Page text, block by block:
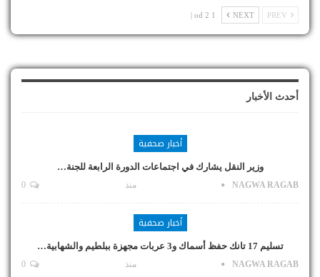
NEXT
1 od 2 |
أحدث الأخبار
أخبار صحفية
وزير النقل يشارك في اجتماعات الدورة الرابعة للجنة…
NAGWA RAGAB منذ
أخبار صحفية
تسليم 17 تانك حفظ أسماك و3 عربات مجهزة ببلطيم والشهابية…
NAGWA RAGAB منذ